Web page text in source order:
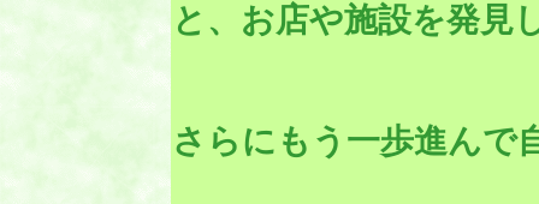
と、お店や施設を発見
さらにもう一歩進んで